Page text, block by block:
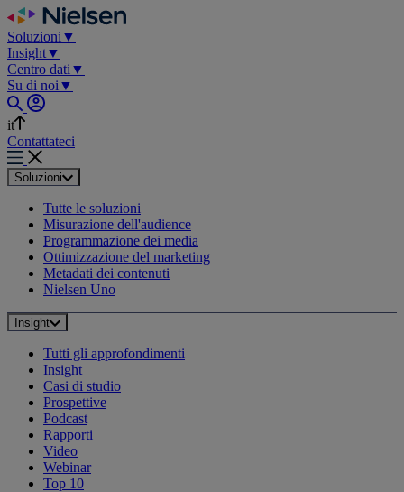
Skip
to
content
Soluzioni ▼
Insight▼
Centro dati ▼
Su di noi ▼
it
Contattateci
Soluzioni
Tutte le soluzioni
Misurazione dell'audience
Programmazione dei media
Ottimizzazione del marketing
Metadati dei contenuti
Nielsen Uno
Insight
Tutti gli approfondimenti
Insight
Casi di studio
Prospettive
Podcast
Rapporti
Video
Webinar
Top 10